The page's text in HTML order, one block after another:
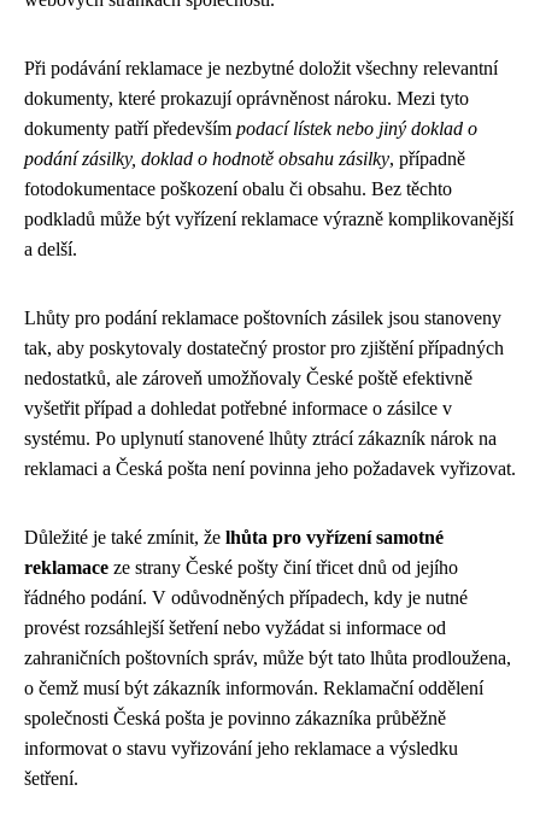
Při podávání reklamace je nezbytné doložit všechny relevantní
dokumenty, které prokazují oprávněnost nároku. Mezi tyto
dokumenty patří především podací lístek nebo jiný doklad o
podání zásilky, doklad o hodnotě obsahu zásilky, případně
fotodokumentace poškození obalu či obsahu. Bez těchto
podkladů může být vyřízení reklamace výrazně komplikovanější
a delší.
Lhůty pro podání reklamace poštovních zásilek jsou stanoveny
tak, aby poskytovaly dostatečný prostor pro zjištění případných
nedostatků, ale zároveň umožňovaly České poště efektivně
vyšetřit případ a dohledat potřebné informace o zásilce v
systému. Po uplynutí stanovené lhůty ztrácí zákazník nárok na
reklamaci a Česká pošta není povinna jeho požadavek vyřizovat.
Důležité je také zmínit, že lhůta pro vyřízení samotné
reklamace ze strany České pošty činí třicet dnů od jejího
řádného podání. V odůvodněných případech, kdy je nutné
provést rozsáhlejší šetření nebo vyžádat si informace od
zahraničních poštovních správ, může být tato lhůta prodloužena,
o čemž musí být zákazník informován. Reklamační oddělení
společnosti Česká pošta je povinno zákazníka průběžně
informovat o stavu vyřizování jeho reklamace a výsledku
šetření.